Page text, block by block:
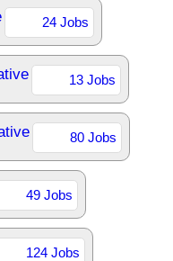
24 Jobs
13 Jobs
80 Jobs
49 Jobs
124 Jobs